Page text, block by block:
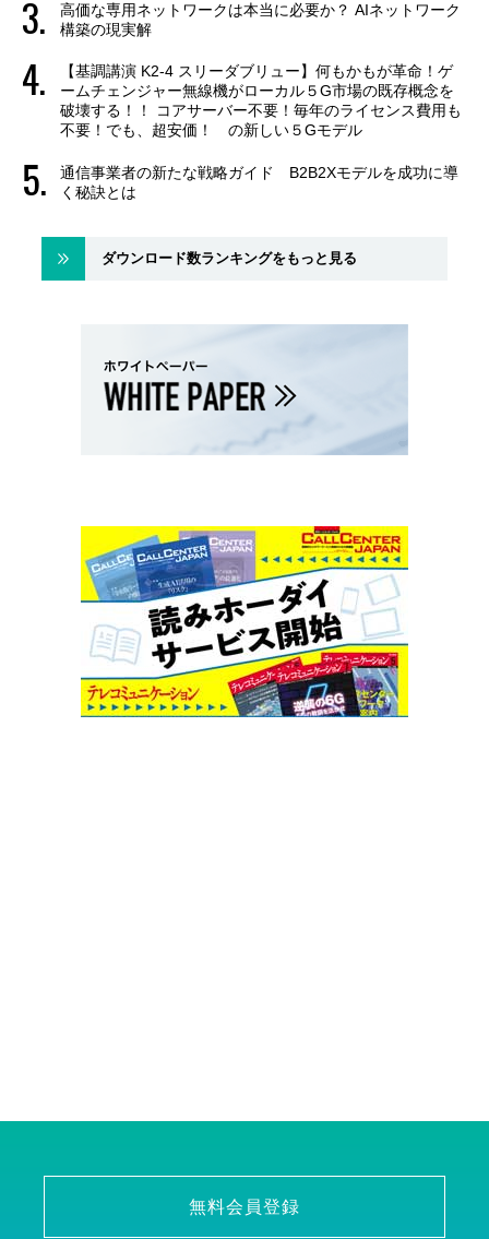
高価な専用ネットワークは本当に必要か？ AIネットワーク
構築の現実解
【基調講演 K2-4 スリーダブリュー】何もかもが革命！ゲ
ームチェンジャー無線機がローカル５G市場の既存概念を
破壊する！！ コアサーバー不要！毎年のライセンス費用も
不要！でも、超安価！ の新しい５Gモデル
通信事業者の新たな戦略ガイド B2B2Xモデルを成功に導
く秘訣とは
ダウンロード数ランキングをもっと見る
無料会員登録